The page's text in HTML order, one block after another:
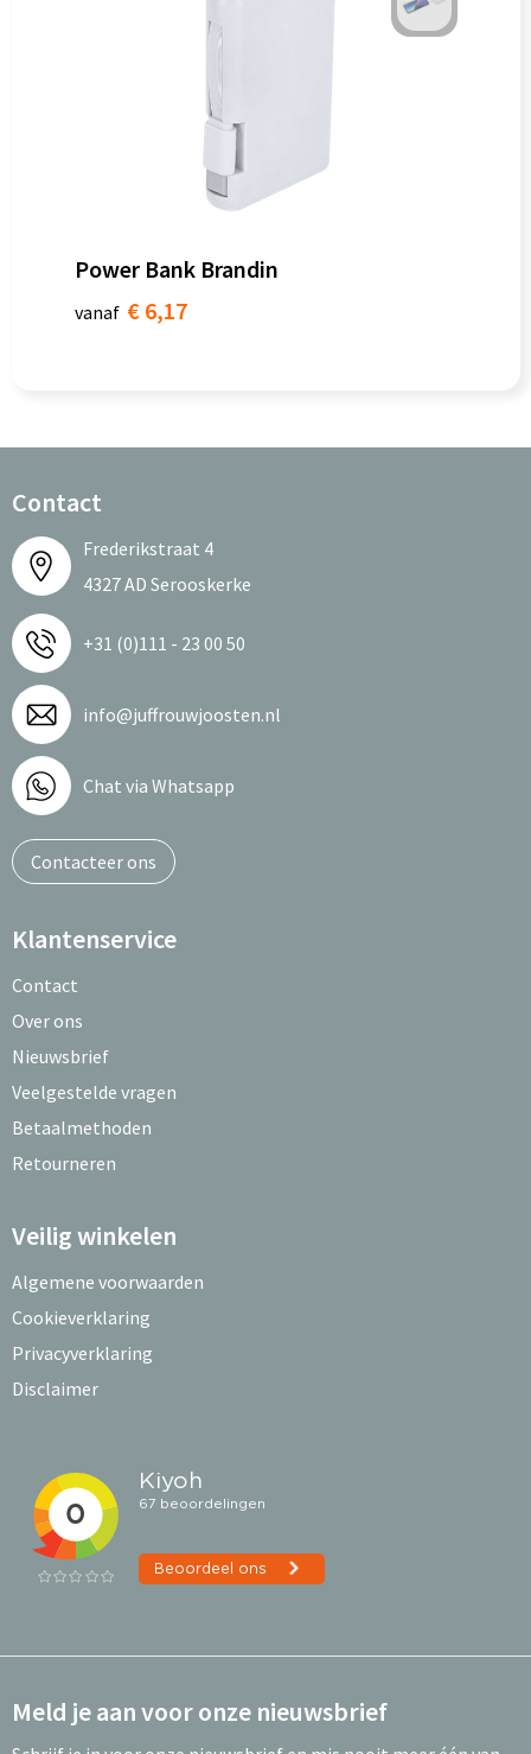
Power Bank Brandin
vanaf € 6,17
Contact
Frederikstraat 4
4327 AD Serooskerke
+31 (0)111 - 23 00 50
info@juffrouwjoosten.nl
Chat via Whatsapp
Contacteer ons
Klantenservice
Contact
Over ons
Nieuwsbrief
Veelgestelde vragen
Betaalmethoden
Retourneren
Veilig winkelen
Algemene voorwaarden
Cookieverklaring
Privacyverklaring
Disclaimer
Meld je aan voor onze nieuwsbrief